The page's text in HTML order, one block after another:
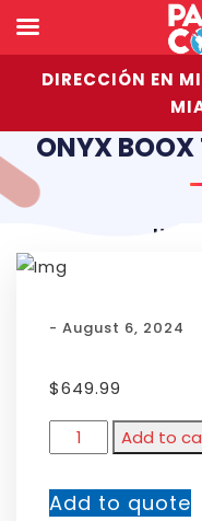
DIRECCIÓN EN
ONYX
HOME
- August 6, 2024
$649.99
Add to
Add to quote